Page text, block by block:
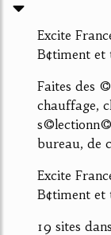
Excite
B¢timent et
Faites des
chauffage,
s©lectionn©
bureau, de
Excite
B¢timent et
19 sites